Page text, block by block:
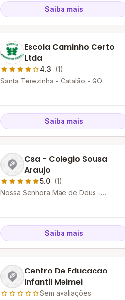
Saiba mais
Escola Caminho Certo
Ltda
4.3 (1)
Santa Terezinha - Catalão - GO
Saiba mais
Csa - Colegio Sousa
Araujo
5.0 (1)
Nossa Senhora Mae de Deus -
Saiba mais
Centro De Educacao
Infantil Meimei
Sem avaliações